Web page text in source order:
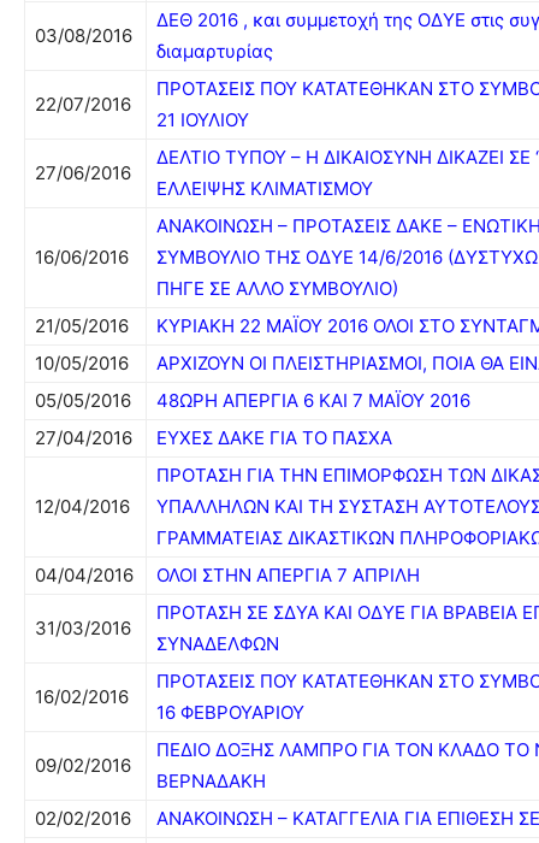
03/08/2016
ΔΕΘ 2016 , και συμμετοχή της ΟΔΥΕ στις
διαμαρτυρίας
22/07/2016
ΠΡΟΤΑΣΕΙΣ ΠΟΥ ΚΑΤΑΤΕΘΗΚΑΝ ΣΤΟ
21 ΙΟΥΛΙΟΥ
27/06/2016
ΔΕΛΤΙΟ ΤΥΠΟΥ – Η ΔΙΚΑΙΟΣΥΝΗ ΔΙΚΑΖΕΙ
ΕΛΛΕΙΨΗΣ ΚΛΙΜΑΤΙΣΜΟΥ
16/06/2016
ANAKOINΩΣΗ – ΠΡΟΤΑΣΕΙΣ ΔΑΚΕ –
ΣΥΜΒΟΥΛΙΟ ΤΗΣ ΟΔΥΕ 14/6/2016
ΠΗΓΕ ΣΕ ΑΛΛΟ ΣΥΜΒΟΥΛΙΟ)
21/05/2016
ΚΥΡΙΑΚΗ 22 ΜΑΪΟΥ 2016 ΟΛΟΙ ΣΤΟ
10/05/2016
ΑΡΧΙΖΟΥΝ ΟΙ ΠΛΕΙΣΤΗΡΙΑΣΜΟΙ, ΠΟΙΑ ΘΑ
05/05/2016
48ΩΡΗ ΑΠΕΡΓΙΑ 6 ΚΑΙ 7 ΜΑΪΟΥ 2016
27/04/2016
ΕΥΧΕΣ ΔΑΚΕ ΓΙΑ ΤΟ ΠΑΣΧΑ
12/04/2016
ΠΡΟΤΑΣΗ ΓΙΑ ΤΗΝ ΕΠΙΜΟΡΦΩΣΗ ΤΩΝ
ΥΠΑΛΛΗΛΩΝ ΚΑΙ ΤΗ ΣΥΣΤΑΣΗ
ΓΡΑΜΜΑΤΕΙΑΣ ΔΙΚΑΣΤΙΚΩΝ
04/04/2016
ΟΛΟΙ ΣΤΗΝ ΑΠΕΡΓΙΑ 7 ΑΠΡΙΛΗ
31/03/2016
ΠΡΟΤΑΣΗ ΣΕ ΣΔΥΑ ΚΑΙ ΟΔΥΕ ΓΙΑ ΒΡΑΒΕΙΑ
ΣΥΝΑΔΕΛΦΩΝ
16/02/2016
ΠΡΟΤΑΣΕΙΣ ΠΟΥ ΚΑΤΑΤΕΘΗΚΑΝ ΣΤΟ
16 ΦΕΒΡΟΥΑΡΙΟΥ
09/02/2016
ΠΕΔΙΟ ΔΟΞΗΣ ΛΑΜΠΡΟ ΓΙΑ ΤΟΝ ΚΛΑΔΟ ΤΟ
ΒΕΡΝΑΔΑΚΗ
02/02/2016
ΑΝΑΚΟΙΝΩΣΗ – ΚΑΤΑΓΓΕΛΙΑ ΓΙΑ ΕΠΙΘΕΣΗ